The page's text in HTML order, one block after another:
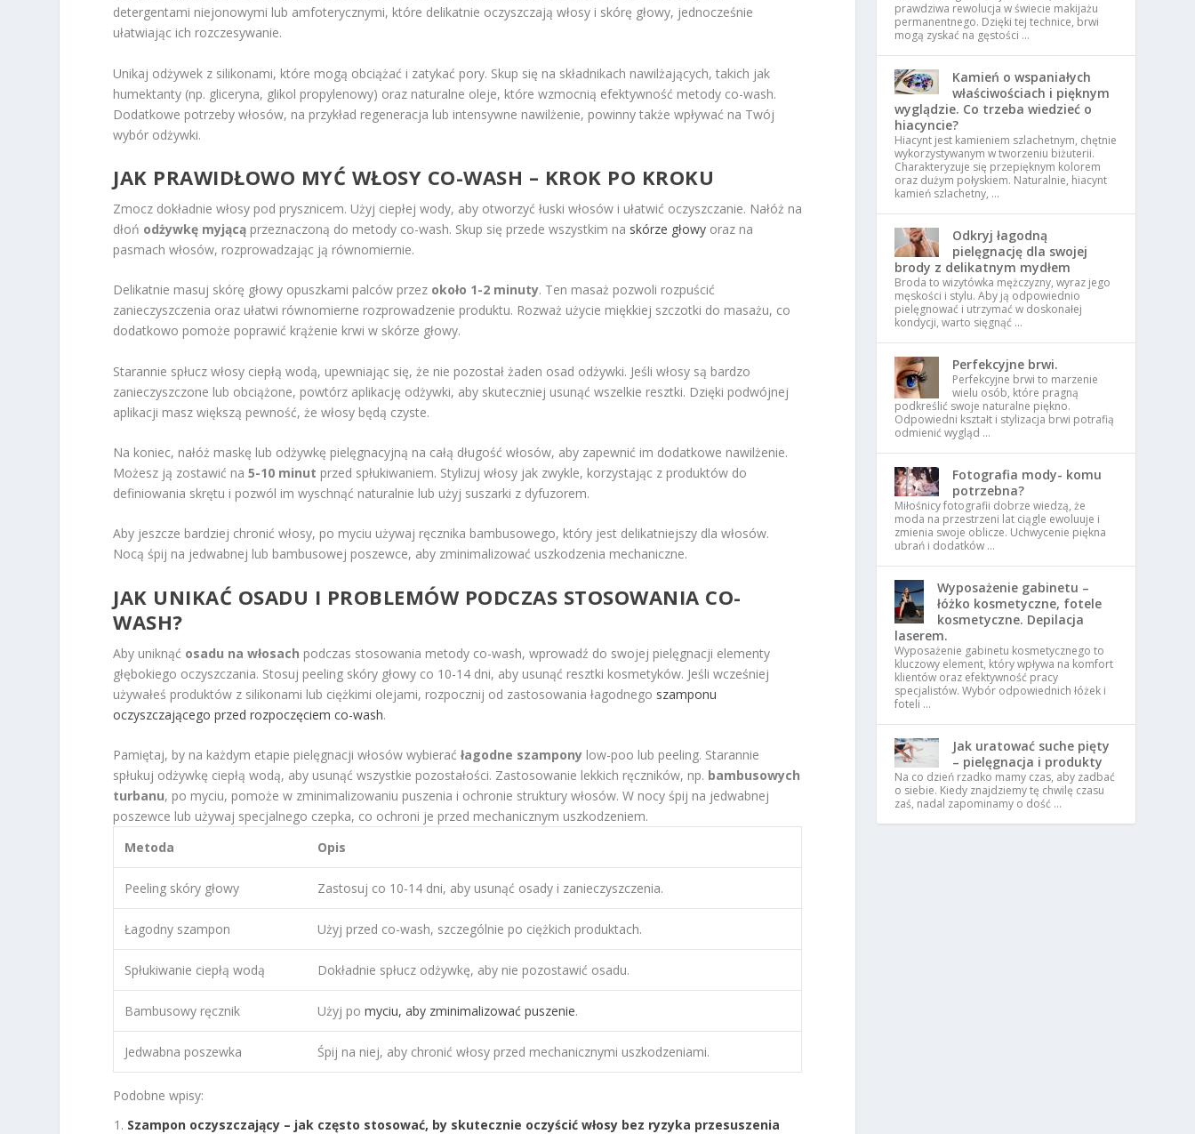
detergentami niejonowymi lub amfoterycznymi, które delikatnie oczyszczają włosy i skórę głowy, jednocześnie
ułatwiając ich rozczesywanie.
Unikaj odżywek z silikonami, które mogą obciążać i zatykać pory. Skup się na składnikach nawilżających, takich jak
humektanty (np. gliceryna, glikol propylenowy) oraz naturalne oleje, które wzmocnią efektywność metody co-wash.
Dodatkowe potrzeby włosów, na przykład regeneracja lub intensywne nawilżenie, powinny także wpływać na Twój
wybór odżywki.
JAK PRAWIDŁOWO MYĆ WŁOSY CO-WASH – KROK PO KROKU
Zmocz dokładnie włosy pod prysznicem. Użyj ciepłej wody, aby otworzyć łuski włosów i ułatwić oczyszczanie. Nałóż na
dłoń odżywkę myjącą przeznaczoną do metody co-wash. Skup się przede wszystkim na skórze głowy oraz na
pasmach włosów, rozprowadzając ją równomiernie.
Delikatnie masuj skórę głowy opuszkami palców przez około 1-2 minuty. Ten masaż pozwoli rozpuścić
zanieczyszczenia oraz ułatwi równomierne rozprowadzenie produktu. Rozważ użycie miękkiej szczotki do masażu, co
dodatkowo pomoże poprawić krążenie krwi w skórze głowy.
Starannie spłucz włosy ciepłą wodą, upewniając się, że nie pozostał żaden osad odżywki. Jeśli włosy są bardzo
zanieczyszczone lub obciążone, powtórz aplikację odżywki, aby skuteczniej usunąć wszelkie resztki. Dzięki podwójnej
aplikacji masz większą pewność, że włosy będą czyste.
Na koniec, nałóż maskę lub odżywkę pielęgnacyjną na całą długość włosów, aby zapewnić im dodatkowe nawilżenie.
Możesz ją zostawić na5-10 minut przed spłukiwaniem. Stylizuj włosy jak zwykle, korzystając z produktów do
definiowania skrętu i pozwól im wyschnąć naturalnie lub użyj suszarki z dyfuzorem.
Aby jeszcze bardziej chronić włosy, po myciu używaj ręcznika bambusowego, który jest delikatniejszy dla włosów.
Nocą śpij na jedwabnej lub bambusowej poszewce, aby zminimalizować uszkodzenia mechaniczne.
JAK UNIKAĆ OSADU I PROBLEMÓW PODCZAS STOSOWANIA CO-
WASH?
Aby uniknąć osadu na włosach podczas stosowania metody co-wash, wprowadź do swojej pielęgnacji elementy
głębokiego oczyszczania. Stosuj peeling skóry głowy co 10-14 dni, aby usunąć resztki kosmetyków. Jeśli wcześniej
używałeś produktów z silikonami lub ciężkimi olejami, rozpocznij od zastosowania łagodnego szamponu
oczyszczającego przed rozpoczęciem co-wash.
Pamiętaj, by na każdym etapie pielęgnacji włosów wybieraćłagodne szampony low-poo lub peeling. Starannie
spłukuj odżywkę ciepłą wodą, aby usunąć wszystkie pozostałości. Zastosowanie lekkich ręczników, np. bambusowych
turbanu, po myciu, pomoże w zminimalizowaniu puszenia i ochronie struktury włosów. W nocy śpij na jedwabnej
poszewce lub używaj specjalnego czepka, co ochroni je przed mechanicznym uszkodzeniem.
Metoda
Opis
Peeling skóry głowy Zastosuj co 10-14 dni, aby usunąć osady i zanieczyszczenia.
Łagodny szampon Użyj przed co-wash, szczególnie po ciężkich produktach.
Spłukiwanie ciepłą wodą Dokładnie spłucz odżywkę, aby nie pozostawić osadu.
Bambusowy ręcznik Użyj pomyciu, aby zminimalizować puszenie.
Jedwabna poszewka Śpij na niej, aby chronić włosy przed mechanicznymi uszkodzeniami.
Podobne wpisy:
Szampon oczyszczający – jak często stosować, by skutecznie oczyścić włosy bez ryzyka przesuszenia
prawdziwa rewolucja w świecie makijażu
permanentnego. Dzięki tej technice, brwi
mogą zyskać na gęstości …
Kamień o wspaniałych
właściwościach i pięknym
wyglądzie. Co trzeba wiedzieć o
hiacyncie?
Hiacynt jest kamieniem szlachetnym, chętnie
wykorzystywanym w tworzeniu biżuterii.
Charakteryzuje się przepięknym kolorem
oraz dużym połyskiem. Naturalnie, hiacynt
kamień szlachetny, …
Odkryj łagodną
pielęgnację dla swojej
brody z delikatnym mydłem
Broda to wizytówka mężczyzny, wyraz jego
męskości i stylu. Aby ją odpowiednio
pielęgnować i utrzymać w doskonałej
kondycji, warto sięgnąć …
Perfekcyjne brwi.
Perfekcyjne brwi to marzenie
wielu osób, które pragną
podkreślić swoje naturalne piękno.
Odpowiedni kształt i stylizacja brwi potrafią
odmienić wygląd …
Fotografia mody- komu
potrzebna?
Miłośnicy fotografii dobrze wiedzą, że
moda na przestrzeni lat ciągle ewoluuje i
zmienia swoje oblicze. Uchwycenie piękna
ubrań i dodatków …
Wyposażenie gabinetu –
łóżko kosmetyczne, fotele
kosmetyczne. Depilacja
laserem.
Wyposażenie gabinetu kosmetycznego to
kluczowy element, który wpływa na komfort
klientów oraz efektywność pracy
specjalistów. Wybór odpowiednich łóżek i
foteli …
Jak uratować suche pięty
– pielęgnacja i produkty
Na co dzień rzadko mamy czas, aby zadbać
o siebie. Kiedy znajdziemy tę chwilę czasu
zaś, nadal zapominamy o dość …